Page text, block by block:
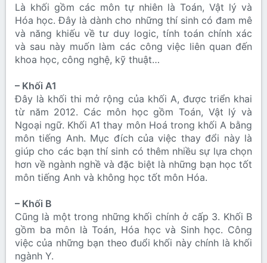
Là khối gồm các môn tự nhiên là Toán, Vật lý và
Hóa học. Đây là dành cho những thí sinh có đam mê
và năng khiếu về tư duy logic, tính toán chính xác
và sau này muốn làm các công việc liên quan đến
khoa học, công nghệ, kỹ thuật…
– Khối A1
Đây là khối thi mở rộng của khối A, được triển khai
từ năm 2012. Các môn học gồm Toán, Vật lý và
Ngoại ngữ. Khối A1 thay môn Hoá trong khối A bằng
môn tiếng Anh. Mục đích của việc thay đổi này là
giúp cho các bạn thí sinh có thêm nhiều sự lựa chọn
hơn về ngành nghề và đặc biệt là những bạn học tốt
môn tiếng Anh và không học tốt môn Hóa.
– Khối B
Cũng là một trong những khối chính ở cấp 3. Khối B
gồm ba môn là Toán, Hóa học và Sinh học. Công
việc của những bạn theo đuổi khối này chính là khối
ngành Y.